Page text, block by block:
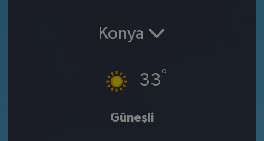
Konya
33°
Güneşli